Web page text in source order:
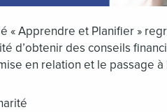
« Apprendre et Planifier »
d’obtenir des conseils
en relation et le passage à